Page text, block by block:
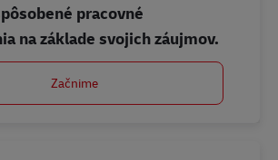
pracovné
na základe svojich záujmov.
Začnime